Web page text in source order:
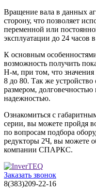
Вращение вала в данных
сторону, что позволяет
переменной или
эксплуатации до 24 часов
К основным
возможность получить
Н-м, при том, что
8 до 80. Так же
размером,
надежностью.
Ознакомиться с
серии, вы можете пройдя
по вопросам подбора
редукторы 2Ч, вы можете
компании СПАРКС.
Заказать звонок
8(383)209-22-16